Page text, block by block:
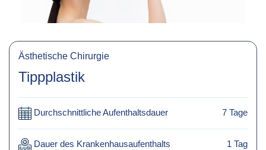
- Stoffwechselchirurgie
- Augenkrankheiten
Bloggen
Kontakt
Ästhetische Chirurgie
Tippplastik
Durchschnittliche Aufenthaltsdauer 7 Tage
Dauer des Krankenhausaufenthalts 1 Tag